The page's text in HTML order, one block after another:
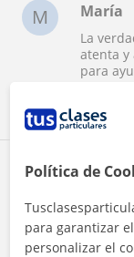
M María
La
atenta y
para
Política de
para garantizar
personalizar el